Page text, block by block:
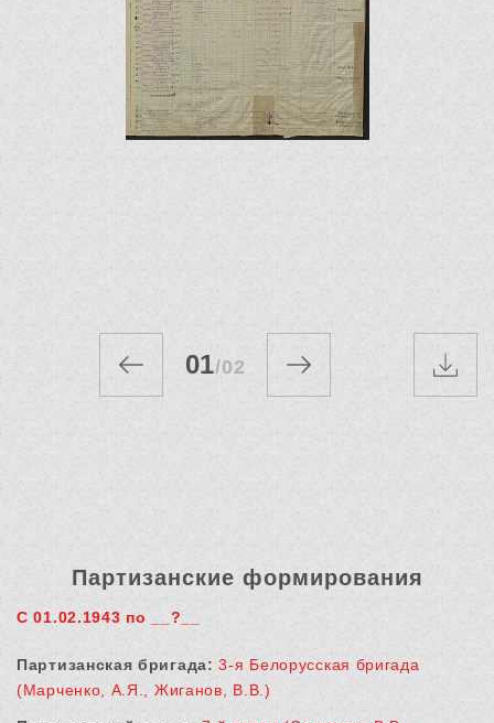
01/02
Партизанские формирования
С 01.02.1943 по __?__
Партизанская бригада: 3-я Белорусская бригада
(Марченко, А.Я., Жиганов, В.В.)